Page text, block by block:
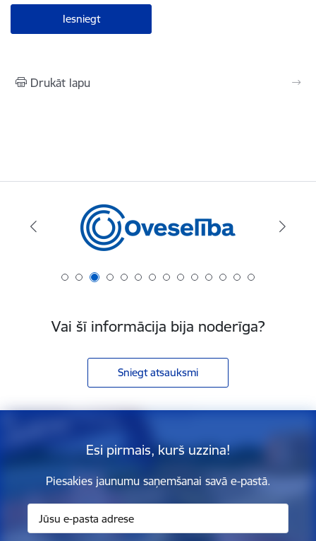
Drukāt lapu
Vai šī informācija bija noderīga?
Sniegt atsauksmi
Esi pirmais, kurš uzzina!
Piesakies jaunumu saņemšanai savā e-pastā.